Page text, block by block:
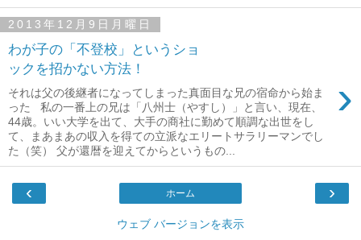
2013年12月9日月曜日
わが子の「不登校」というショ
ックを招かない方法！
›
それは父の後継者になってしまった真面目な兄の宿命から始ま
った 私の一番上の兄は「八州士（やすし）」と言い、現在、
44歳。いい大学を出て、大手の商社に勤めて順調な出世をし
て、まあまあの収入を得ての立派なエリートサラリーマンでし
た（笑） 父が還暦を迎えてからというもの...
‹ ›
ホーム
ウェブ バージョンを表示